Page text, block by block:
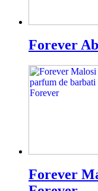
Forever
Forever